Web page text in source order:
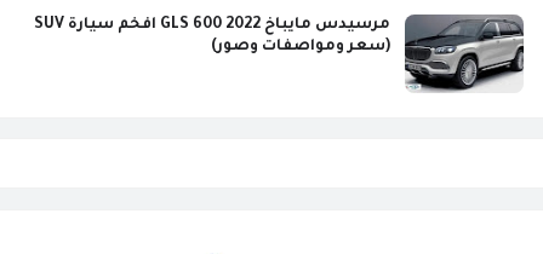
مرسيدس مايباخ GLS 600 2022 افخم سيارة SUV
(سعر ومواصفات وصور)